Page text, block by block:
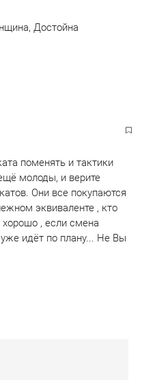
Достойна
поменять и тактики
молоды, и верите
Они все покупаются
эквиваленте , кто
, если смена
идёт по плану... Не Вы